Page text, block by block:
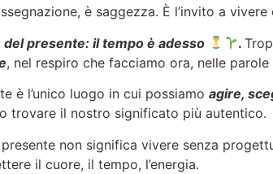
è saggezza. È l’invito a
del presente: il tempo è adesso
.
, nel respiro che facciamo ora, nelle
è l’unico luogo in cui possiamo agire,
trovare il nostro significato più autentico.
non significa vivere senza
il cuore, il tempo, l’energia.